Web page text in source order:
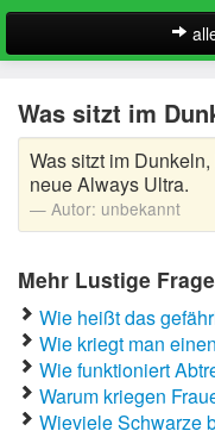
A-Klasse Witze
Akademiker Witze
Al Bundy Sprüche
Alle Kinder
Anrufbeantworter
Antiwitze
Was sitzt im
Was sitzt im
neue Always Ultra.
Autor: unbekannt
Mehr Lustige
Wie heißt das
Wie kriegt man
Wie funktioniert
Warum kriegen
Wieviele Schwarze